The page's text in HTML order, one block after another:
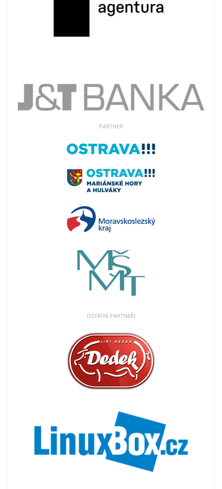
PARTNER
OSTATNÍ PARTNEŘI